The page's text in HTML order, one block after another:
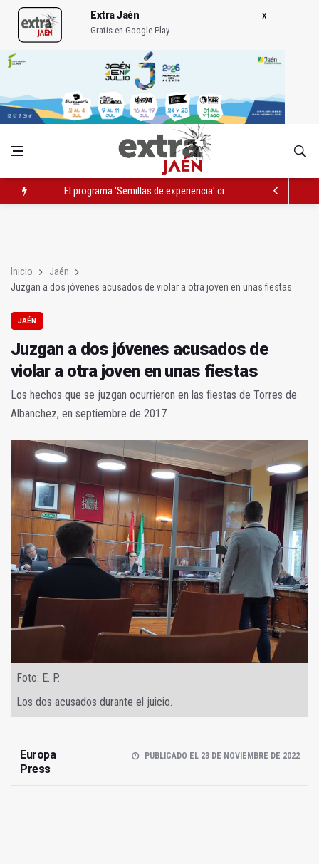
Extra Jaén
Gratis en Google Play
El programa 'Semillas de experiencia' cierra con 646
Inicio
Jaén
Juzgan a dos jóvenes acusados de violar a otra joven en unas fiestas
JAÉN
Juzgan a dos jóvenes acusados de
violar a otra joven en unas fiestas
Los hechos que se juzgan ocurrieron en las fiestas de Torres de
Albanchez, en septiembre de 2017
Foto: E. P.
Los dos acusados durante el juicio.
Europa
Press
PUBLICADO EL 23 DE NOVIEMBRE DE 2022